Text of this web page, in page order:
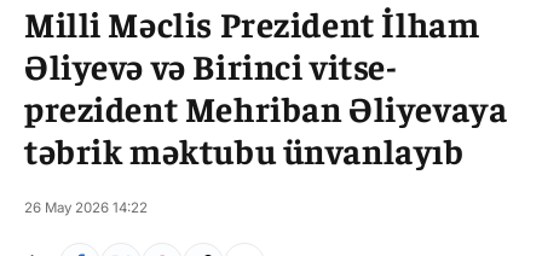
Milli Məclis Prezident İlham
Əliyevə və Birinci vitse-
prezident Mehriban Əliyevaya
təbrik məktubu ünvanlayıb
26 May 2026 14:22